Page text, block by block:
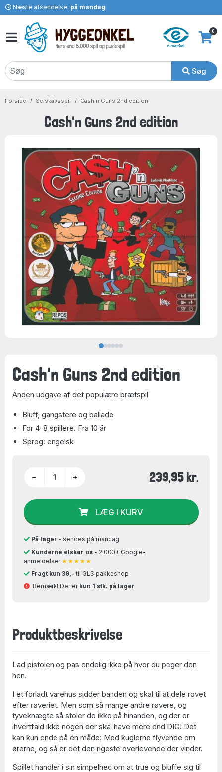
Næste afsendelse: på mandag
Søg
0
Forside Selskabsspil Cash'n Guns 2nd edition
Cash'n Guns 2nd edition
Cash'n Guns 2nd edition
Anden udgave af det populære brætspil
Bluff, gangstere og ballade
For 4-8 spillere. Fra 10 år
Sprog: engelsk
− + 239,95 kr.
LÆG I KURV
På lager - sendes på mandag
Kunderne elsker os- 2.000+ Google-
anmeldelser ★★★★★
Fragt kun 39,- til GLS pakkeshop
Bemærk! Der er kun 1 stk. på lager
Produktbeskrivelse
Lad pistolen og pas endelig ikke på hvor du peger den
hen.
I et forladt varehus sidder banden og skal til at dele rovet
efter røveriet. Men som så mange andre røvere, og
tyveknægte så stoler de ikke på hinanden, og der er
ihvertfald ikke nogen der skal have mere end DIG! Det
kan kun ende på én måde: Med kuglerne flyvende om
ørerne, og så er det den rigeste overlevende der vinder.
Spillet handler i sin simpelhed om at true og bluffe sig til